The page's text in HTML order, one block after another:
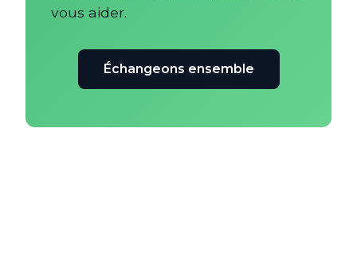
vous aider.
Échangeons ensemble